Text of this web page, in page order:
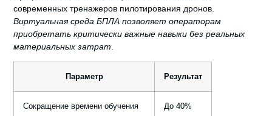
современных тренажеров пилотирования дронов.
Виртуальная среда БПЛА позволяет операторам
приобретать критически важные навыки без реальных
материальных затрат
Параметр Результат
Сокращение времени обучения До 40%